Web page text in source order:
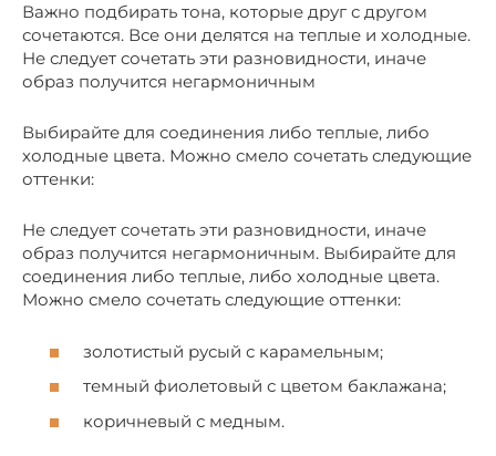
Важно подбирать тона, которые друг с другом
сочетаются. Все они делятся на теплые и холодные.
Не следует сочетать эти разновидности, иначе
образ получится негармоничным
Выбирайте для соединения либо теплые, либо
холодные цвета. Можно смело сочетать следующие
оттенки:
Не следует сочетать эти разновидности, иначе
образ получится негармоничным. Выбирайте для
соединения либо теплые, либо холодные цвета.
Можно смело сочетать следующие оттенки:
золотистый русый с карамельным;
темный фиолетовый с цветом баклажана;
коричневый с медным.